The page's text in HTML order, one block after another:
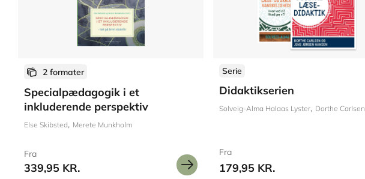
2 formater
Specialpædagogik i et
inkluderende perspektiv
Else Skibsted Merete Munkholm
Fra
339,95 KR.
Serie
Didaktikserien
Solveig-Alma Halaas Lyster Dorthe Carlsen
Fra
179,95 KR.